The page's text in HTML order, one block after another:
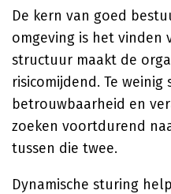
De kern van goed
omgeving is het vinden
structuur maakt de
risicomijdend. Te
betrouwbaarheid en
zoeken voortdurend
tussen die twee.
Dynamische sturing